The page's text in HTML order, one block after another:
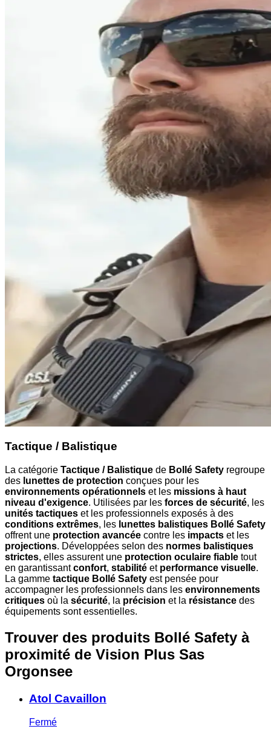
Tactique / Balistique
La catégorie Tactique / Balistique de Bollé Safety regroupe
des lunettes de protection conçues pour les
environnements opérationnels et les missions à haut
niveau d'exigence. Utilisées par les forces de sécurité, les
unités tactiques et les professionnels exposés à des
conditions extrêmes, les lunettes balistiques Bollé Safety
offrent une protection avancée contre les impacts et les
projections. Développées selon des normes balistiques
strictes, elles assurent une protection oculaire fiable tout
en garantissantconfort, stabilité et performance visuelle.
La gamme tactique Bollé Safety est pensée pour
accompagner les professionnels dans les environnements
critiques où la sécurité, la précision et la résistance des
équipements sont essentielles.
Trouver des produits Bollé Safety à
proximité de Vision Plus Sas
Orgonsee
Atol Cavaillon
Fermé